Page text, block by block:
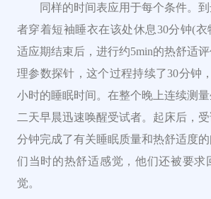
同样的时间表应用于每个条件。
者穿着短袖睡衣在该处休息30分钟(衣
适应期结束后，进行约5min的热舒适
理参数探针，这个过程持续了30分钟
小时的睡眠时间。在整个晚上连续测
二天早晨迅速唤醒受试者。起床后，
分钟完成了有关睡眠质量和热舒适度
们当时的热舒适感觉，他们还被要求
觉。